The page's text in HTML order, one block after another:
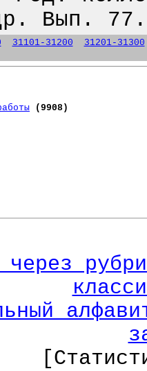
Вып.
31101-31200 31201-31300
(9908)
через